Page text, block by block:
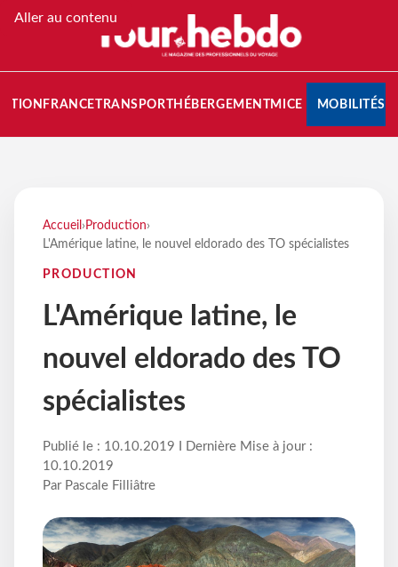
Aller au contenu
FRANCETRANSPORT HÉBERGEMENTMICE MOBILITÉS
Accueil › Production›
L'Amérique latine, le nouvel eldorado des TO spécialistes
PRODUCTION
L'Amérique latine, le
nouvel eldorado des TO
spécialistes
Publié le : 10.10.2019 I Dernière Mise à jour :
10.10.2019
Par Pascale Filliâtre